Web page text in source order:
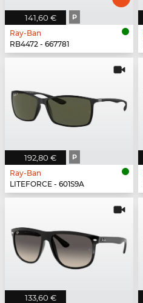
141,60 € P
Ray-Ban
RB4472 - 667781
192,80 € P
Ray-Ban
LITEFORCE - 601S9A
133,60 €